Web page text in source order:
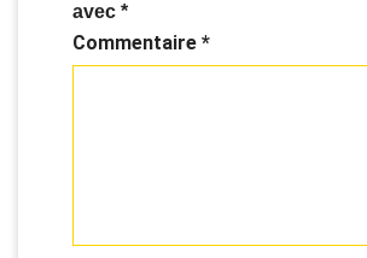
avec *
Commentaire *